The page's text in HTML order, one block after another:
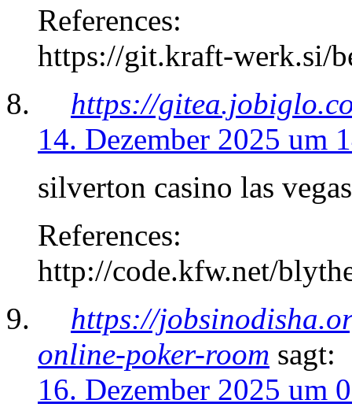
References:
https://git.kraft-werk.si/
https://
14. Dezember 2025 um
silverton casino las vegas
References:
http://code.kfw.net/
https://
online-poker-room sagt:
16. Dezember 2025 um